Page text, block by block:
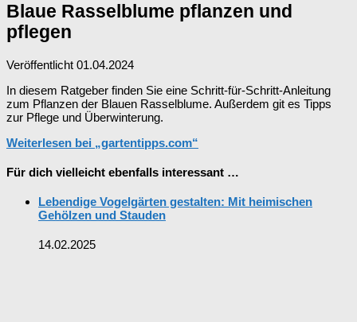
Blaue Rasselblume pflanzen und
pflegen
Veröffentlicht 01.04.2024
In diesem Ratgeber finden Sie eine Schritt-für-Schritt-Anleitung
zum Pflanzen der Blauen Rasselblume. Außerdem git es Tipps
zur Pflege und Überwinterung.
Weiterlesen bei „gartentipps.com“
Für dich vielleicht ebenfalls interessant …
Lebendige Vogelgärten gestalten: Mit heimischen
Gehölzen und Stauden
14.02.2025